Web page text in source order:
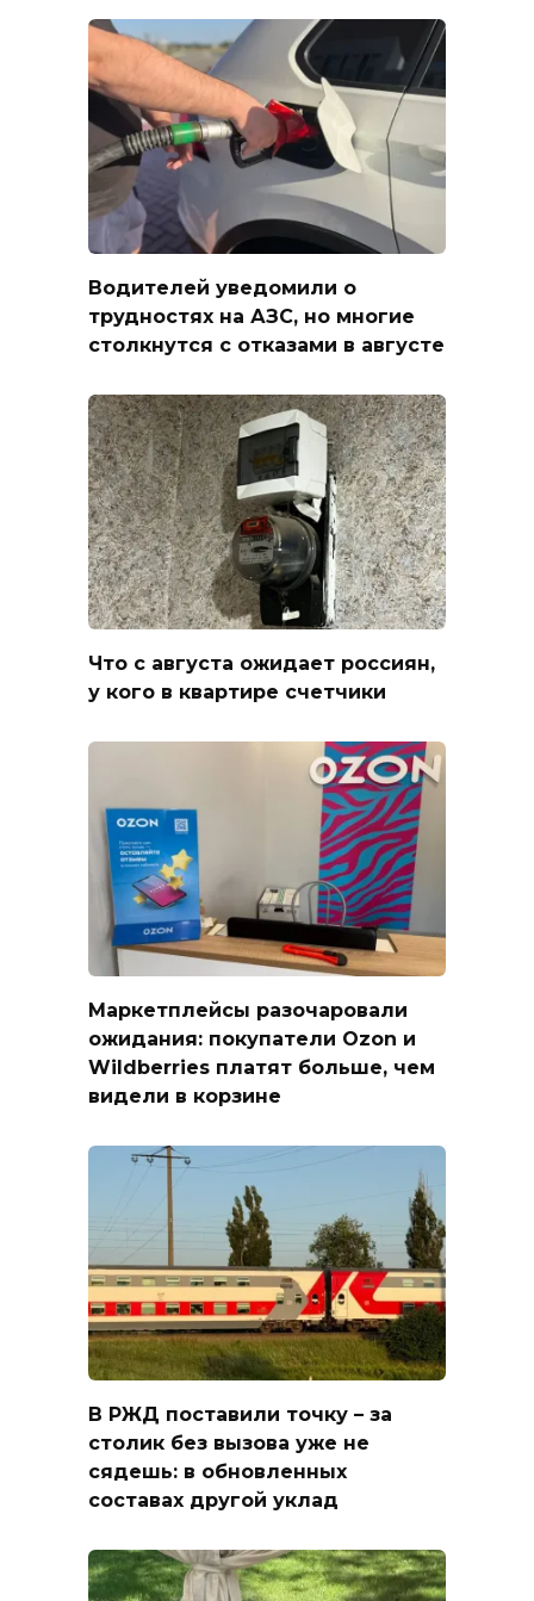
Водителей уведомили о
трудностях на АЗС, но многие
столкнутся с отказами в августе
Что с августа ожидает россиян,
у кого в квартире счетчики
Маркетплейсы разочаровали
ожидания: покупатели Ozon и
Wildberries платят больше, чем
видели в корзине
В РЖД поставили точку – за
столик без вызова уже не
сядешь: в обновленных
составах другой уклад